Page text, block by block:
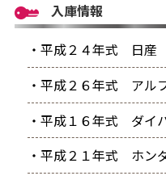
入庫情報
・平成２４年式 日
・平成２６年式 ア
・平成１６年式 ダイ
・平成２１年式 ホ